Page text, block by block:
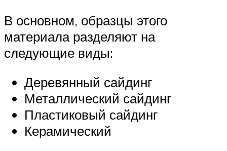
В основном, образцы этого
материала разделяют на
следующие виды:
Деревянный сайдинг
Металлический сайдинг
Пластиковый сайдинг
Керамический